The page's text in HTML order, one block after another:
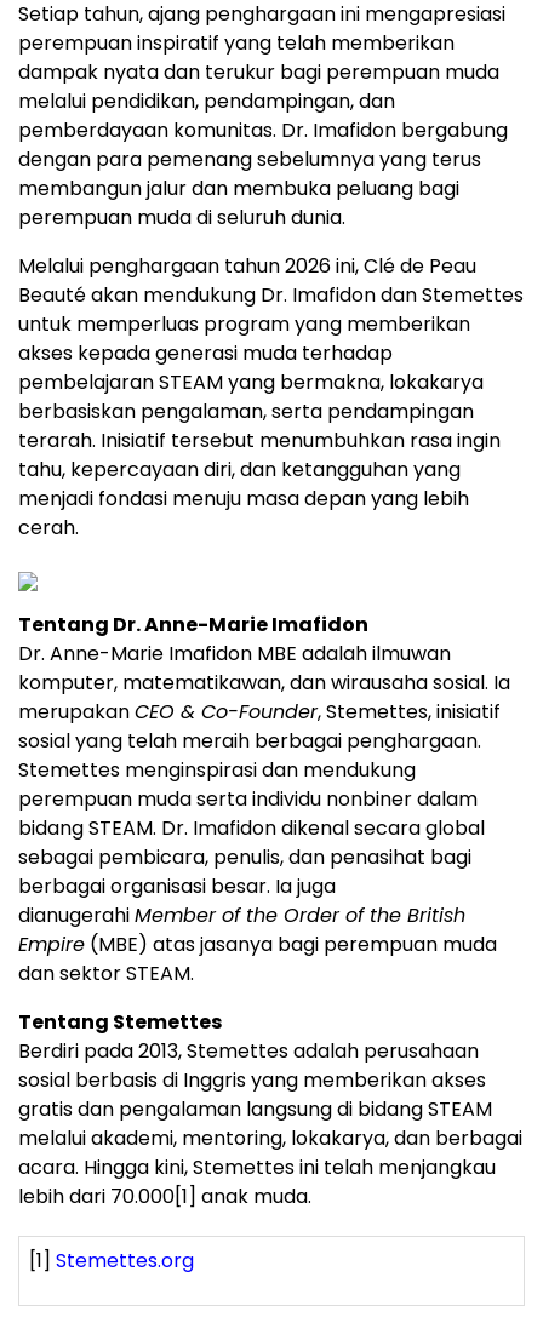
Setiap tahun, ajang penghargaan ini mengapresiasi
perempuan inspiratif yang telah memberikan
dampak nyata dan terukur bagi perempuan muda
melalui pendidikan, pendampingan, dan
pemberdayaan komunitas. Dr. Imafidon bergabung
dengan para pemenang sebelumnya yang terus
membangun jalur dan membuka peluang bagi
perempuan muda di seluruh dunia.
Melalui penghargaan tahun 2026 ini, Clé de Peau
Beauté akan mendukung Dr. Imafidon dan Stemettes
untuk memperluas program yang memberikan
akses kepada generasi muda terhadap
pembelajaran STEAM yang bermakna, lokakarya
berbasiskan pengalaman, serta pendampingan
terarah. Inisiatif tersebut menumbuhkan rasa ingin
tahu, kepercayaan diri, dan ketangguhan yang
menjadi fondasi menuju masa depan yang lebih
cerah.
Tentang Dr. Anne-Marie Imafidon
Dr. Anne-Marie Imafidon MBE adalah ilmuwan
komputer, matematikawan, dan wirausaha sosial. Ia
merupakanCEO & Co-Founder, Stemettes, inisiatif
sosial yang telah meraih berbagai penghargaan.
Stemettes menginspirasi dan mendukung
perempuan muda serta individu nonbiner dalam
bidang STEAM. Dr. Imafidon dikenal secara global
sebagai pembicara, penulis, dan penasihat bagi
berbagai organisasi besar. Ia juga
dianugerahiMember of the Order of the British
Empire (MBE) atas jasanya bagi perempuan muda
dan sektor STEAM.
Tentang Stemettes
Berdiri pada 2013, Stemettes adalah perusahaan
sosial berbasis di Inggris yang memberikan akses
gratis dan pengalaman langsung di bidang STEAM
melalui akademi, mentoring, lokakarya, dan berbagai
acara. Hingga kini, Stemettes ini telah menjangkau
lebih dari 70.000[1] anak muda.
[1] Stemettes.org